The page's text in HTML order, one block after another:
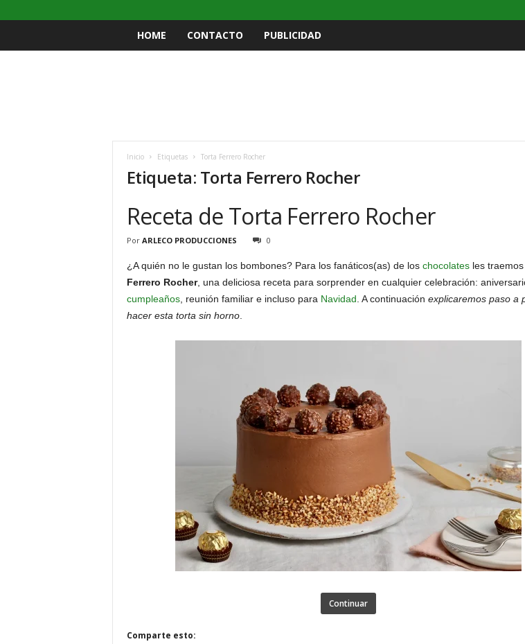
HOME CONTACTO PUBLICIDAD
Inicio Etiquetas Torta Ferrero Rocher
Etiqueta: Torta Ferrero Rocher
Receta de Torta Ferrero Rocher
Por ARLECO PRODUCCIONES 0
¿A quién no le gustan los bombones? Para los fanáticos(as) de loschocolatesles traemos
Ferrero Rocher, una deliciosa receta para sorprender en cualquier celebración:
cumpleaños, reunión familiar e incluso para Navidad . A continuación explicaremos paso a
hacer esta torta sin horno.
Continuar
Comparte esto: